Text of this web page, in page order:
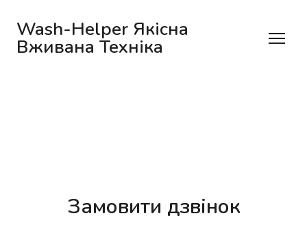
Wash-Helper Якісна
Вживана Техніка
Замовити дзвінок